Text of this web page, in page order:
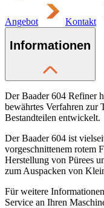
Angebot Kontakt
Informationen
Der Baader 604 Refiner
bewährtes Verfahren zur
Bestandteilen entwickelt.
Der Baader 604 ist
vorgeschnittenem rotem
Herstellung von Pürees
zum Auspacken von
Für weitere
Service an Ihren